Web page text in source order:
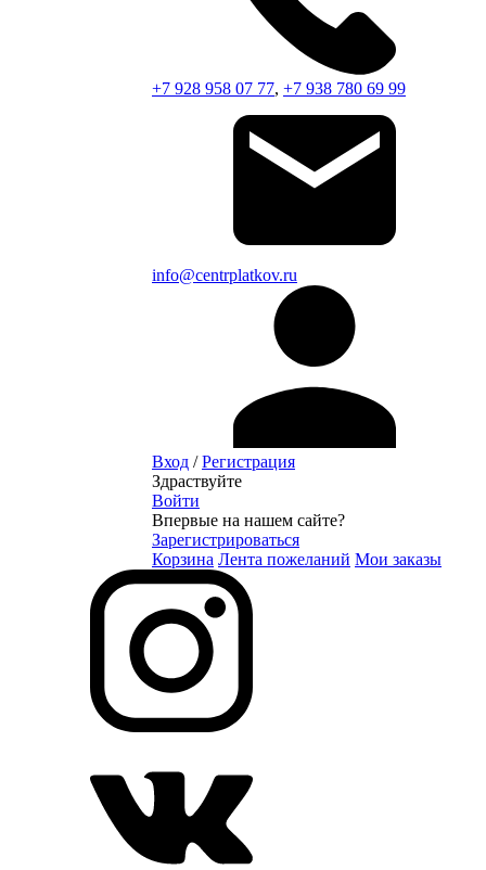
+7 928 958 07 77, +7 938 780 69 99
info@centrplatkov.ru
Вход /Регистрация
Здраствуйте
Войти
Впервые на нашем сайте?
Зарегистрироваться
Корзина Лента пожеланий Мои заказы